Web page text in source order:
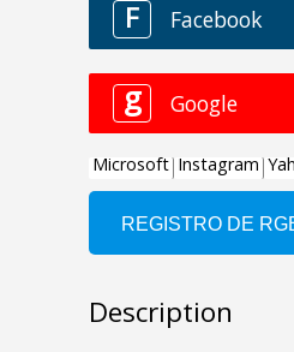
Description